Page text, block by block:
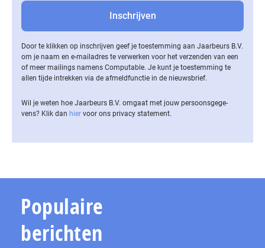
Door te klikken op inschrijven geef je toestemming aan Jaarbeurs B.V.
om je naam en e-mailadres te verwerken voor het verzenden van een
of meer mailings namens Computable. Je kunt je toestemming te
allen tijde intrekken via de af­meld­func­tie in de nieuwsbrief.
Wil je weten hoe Jaarbeurs B.V. omgaat met jouw per­soons­ge­ge­
vens? Klik dan hier voor ons privacy statement.
Populaire
berichten